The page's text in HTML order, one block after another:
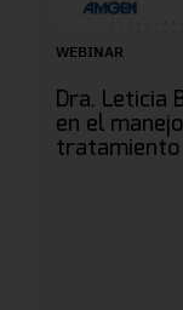
WEBINAR
Dra. Leticia
en el
tratamiento